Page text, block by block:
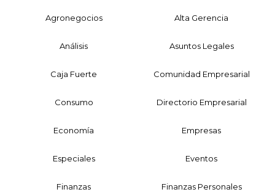
Agronegocios Alta Gerencia
Análisis Asuntos Legales
Caja Fuerte Comunidad Empresarial
Consumo Directorio Empresarial
Economía Empresas
Especiales Eventos
Finanzas Finanzas Personales